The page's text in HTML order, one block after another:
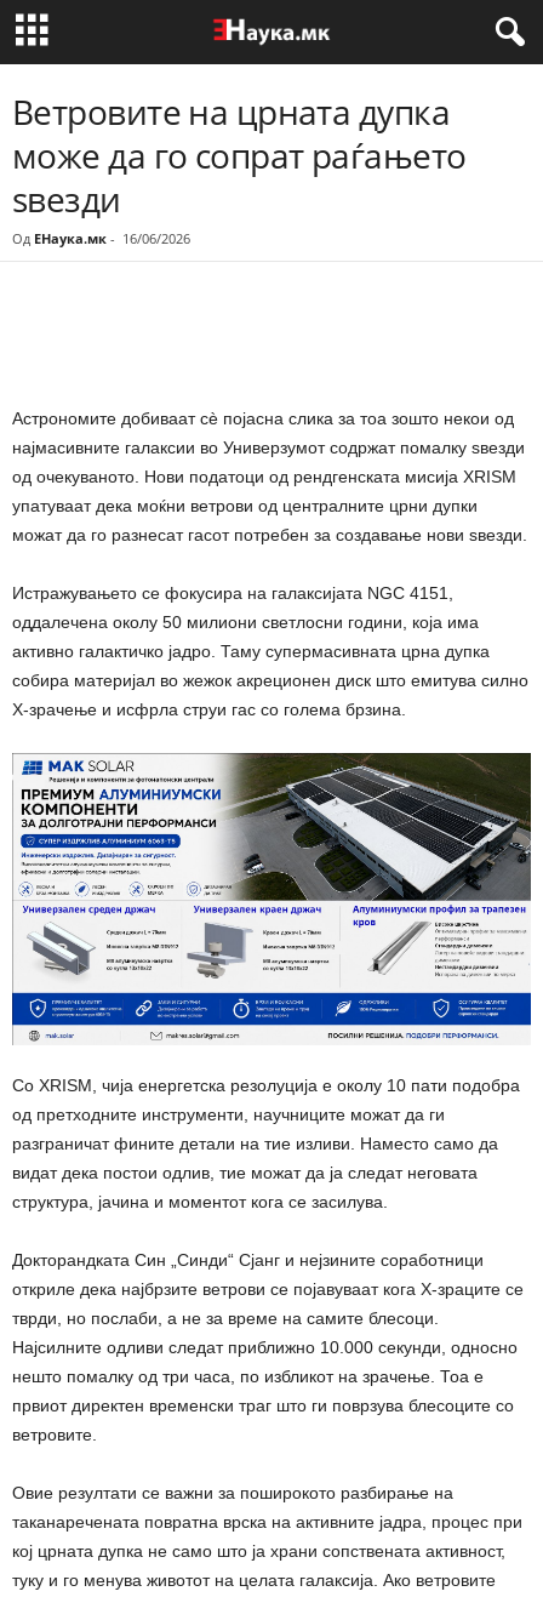
Ветровите на црната дупка
може да го сопрат раѓањето
ѕвезди
Од ЕНаука.мк - 16/06/2026
Астрономите добиваат сè појасна слика за тоа зошто некои од
најмасивните галаксии во Универзумот содржат помалку ѕвезди
од очекуваното. Нови податоци од рендгенската мисија XRISM
упатуваат дека моќни ветрови од централните црни дупки
можат да го разнесат гасот потребен за создавање нови ѕвезди.
Истражувањето се фокусира на галаксијата NGC 4151,
оддалечена околу 50 милиони светлосни години, која има
активно галактичко јадро. Таму супермасивната црна дупка
собира материјал во жежок акреционен диск што емитува силно
X-зрачење и исфрла струи гас со голема брзина.
Со XRISM, чија енергетска резолуција е околу 10 пати подобра
од претходните инструменти, научниците можат да ги
разграничат фините детали на тие изливи. Наместо само да
видат дека постои одлив, тие можат да ја следат неговата
структура, јачина и моментот кога се засилува.
Докторандката Син „Синди“ Сјанг и нејзините соработници
откриле дека најбрзите ветрови се појавуваат кога X-зраците се
тврди, но послаби, а не за време на самите блесоци.
Најсилните одливи следат приближно 10.000 секунди, односно
нешто помалку од три часа, по избликот на зрачење. Тоа е
првиот директен временски траг што ги поврзува блесоците со
ветровите.
Овие резултати се важни за поширокото разбирање на
таканаречената повратна врска на активните јадра, процес при
кој црната дупка не само што ја храни сопствената активност,
туку и го менува животот на целата галаксија. Ако ветровите